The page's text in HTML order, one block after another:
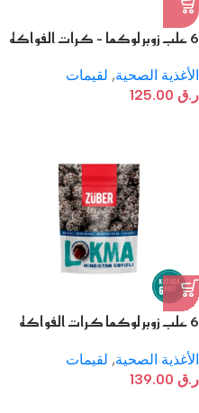
6 علب زوبر لوكما – كرات الفواكه
الأغذية الصحية, لقيمات
ر.ق
6 علب زوبر لوكما كرات الفواكه
والكاكاو
الأغذية الصحية, لقيمات
ر.ق